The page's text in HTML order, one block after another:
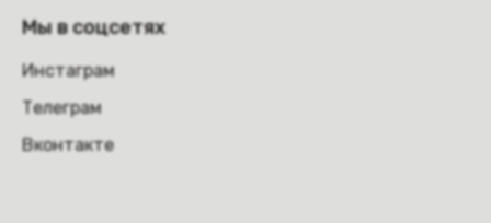
Мы в соцсетях
Инстаграм
Телеграм
Вконтакте